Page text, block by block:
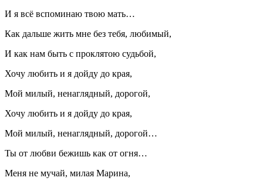
И я всё вспоминаю твою мать…
Как дальше жить мне без тебя, любимый,
И как нам быть с проклятою судьбой,
Хочу любить и я дойду до края,
Мой милый, ненаглядный, дорогой,
Хочу любить и я дойду до края,
Мой милый, ненаглядный, дорогой…
Ты от любви бежишь как от огня…
Меня не мучай, милая Марина,